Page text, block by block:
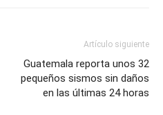
Artículo siguiente
Guatemala reporta unos 32
pequeños sismos sin daños
en las últimas 24 horas